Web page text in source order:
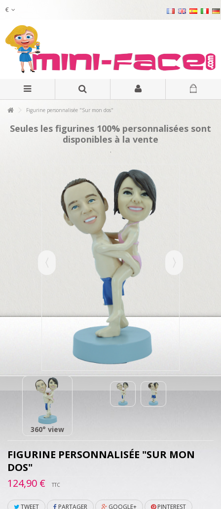
€
Figurine personnalisée "Sur mon dos"
Seules les figurines 100% personnalisées sont
disponibles à la vente
.
360° view
FIGURINE PERSONNALISÉE "SUR MON
DOS"
124,90 €
TTC
TWEET PARTAGER GOOGLE+ PINTEREST